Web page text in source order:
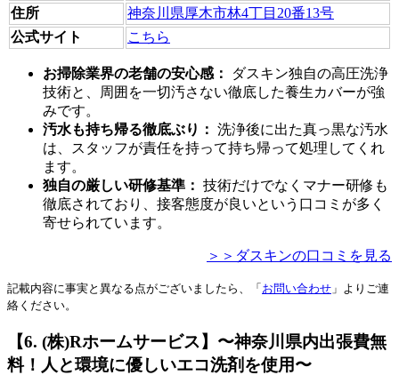
住所
神奈川県厚木市林4丁目20番13号
公式サイト
こちら
お掃除業界の老舗の安心感：
ダスキン独自の高圧洗浄
技術と、周囲を一切汚さない徹底した養生カバーが強
みです。
汚水も持ち帰る徹底ぶり： 洗浄後に出た真っ黒な汚水
は、スタッフが責任を持って持ち帰って処理してくれ
ます。
独自の厳しい研修基準： 技術だけでなくマナー研修も
徹底されており、接客態度が良いという口コミが多く
寄せられています。
＞＞ダスキンの口コミを見る
記載内容に事実と異なる点がございましたら、「 お問い合わせ 」よりご連
絡ください。
【6. (株)Rホームサービス】〜神奈川県内出張費無
料！人と環境に優しいエコ洗剤を使用〜